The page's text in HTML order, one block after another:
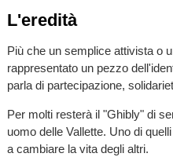
L'eredità
Più che un semplice attivista o
rappresentato un pezzo
parla di partecipazione,
Per molti resterà il "Ghibly" di
uomo delle Vallette. Uno di
a cambiare la vita degli altri.